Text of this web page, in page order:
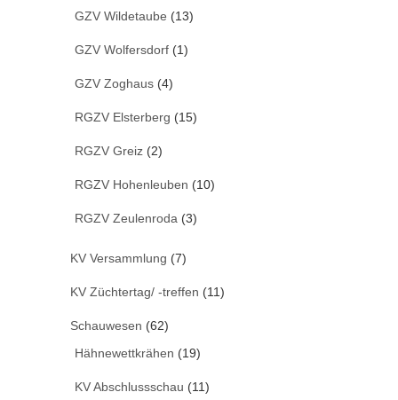
GZV Wildetaube (13)
GZV Wolfersdorf (1)
GZV Zoghaus (4)
RGZV Elsterberg (15)
RGZV Greiz (2)
RGZV Hohenleuben (10)
RGZV Zeulenroda (3)
KV Versammlung (7)
KV Züchtertag/ -treffen (11)
Schauwesen (62)
Hähnewettkrähen (19)
KV Abschlussschau (11)